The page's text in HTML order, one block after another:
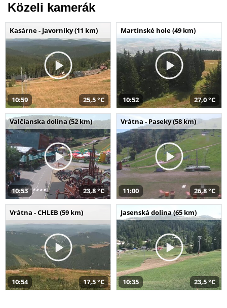
Közeli kamerák
Kasárne - Javorníky (11 km)
10:59 25,5 °C
Martinské hole (49 km)
10:52 27,0 °C
Valčianska dolina (52 km)
10:53 23,8 °C
Vrátna - Paseky (58 km)
11:00 26,8 °C
Vrátna - CHLEB (59 km)
10:54 17,5 °C
Jasenská dolina (65 km)
10:35 23,5 °C